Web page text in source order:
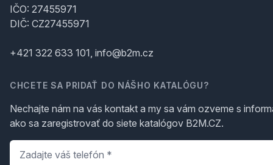
IČO: 27455971
DIČ: CZ27455971
+421 322 633 101, info@b2m.cz
CHCETE SA PRIDAŤ DO NÁŠHO KATALÓGU?
Nechajte nám na vás kontakt a my sa vám ozveme s
ako sa zaregistrovať do siete katalógov B2M.CZ.
Telefón